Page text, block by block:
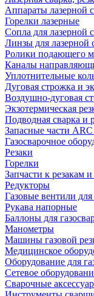
Аппараты лазерной
Горелки лазерные
Сопла для лазерной
Линзы для лазерной
Ролики подающего
Каналы
Уплотнительные
Дуговая строжка и
Воздушно-дуговая
Экзотермическая
Подводная сварка и
Запасные части
Газосварочное
Резаки
Горелки
Запчасти к резакам
Редукторы
Газовые вентили для
Рукава напорные
Баллоны для
Манометры
Машины газовой
Медицинское
Оборудование для
Сетевое
Сварочные